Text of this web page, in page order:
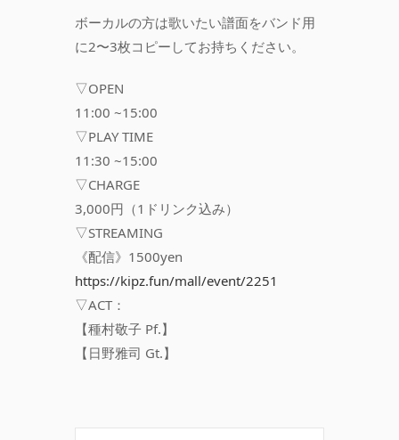
ボーカルの方は歌いたい譜面をバンド用
に2〜3枚コピーしてお持ちください。
▽OPEN
11:00 ~15:00
▽PLAY TIME
11:30 ~15:00
▽CHARGE
3,000円（1ドリンク込み）
▽STREAMING
《配信》1500yen
https://kipz.fun/mall/event/2251
▽ACT：
【種村敬子 Pf.】
【日野雅司 Gt.】